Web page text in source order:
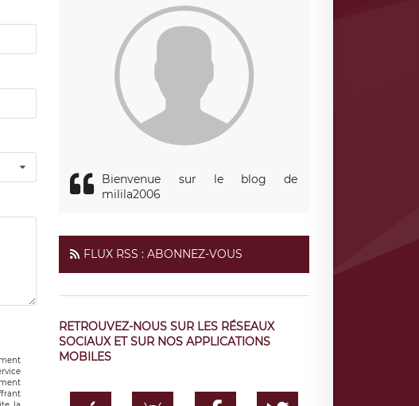
Bienvenue sur le blog de
milila2006
FLUX RSS : ABONNEZ-VOUS
RETROUVEZ-NOUS SUR LES RÉSEAUX
SOCIAUX ET SUR NOS APPLICATIONS
MOBILES